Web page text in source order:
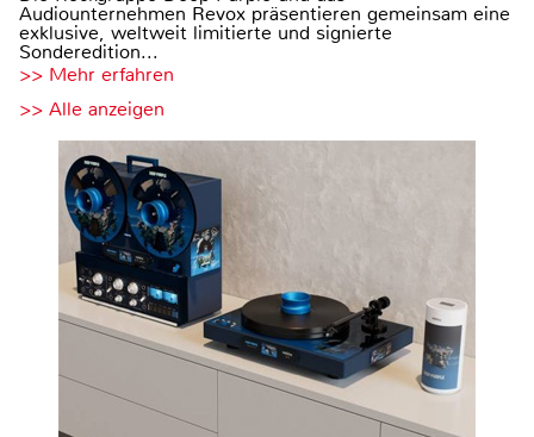
Audiounternehmen Revox präsentieren gemeinsam eine
exklusive, weltweit limitierte und signierte
Sonderedition...
>> Mehr erfahren
>> Alle anzeigen